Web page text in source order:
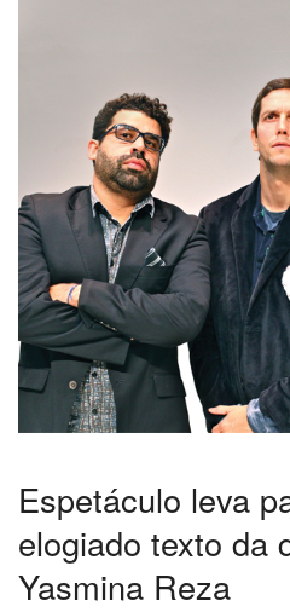
Espetáculo leva
elogiado texto da
Yasmina Reza